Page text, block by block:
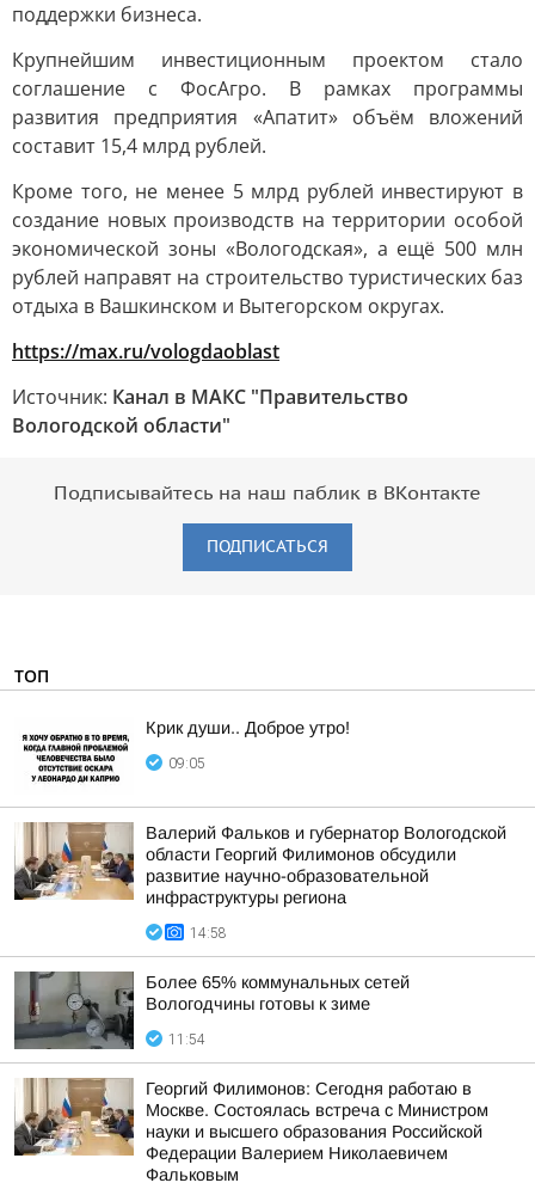
поддержки бизнеса.
Крупнейшим инвестиционным проектом стало
соглашение с ФосАгро. В рамках программы
развития предприятия «Апатит» объём вложений
составит 15,4 млрд рублей.
Кроме того, не менее 5 млрд рублей инвестируют в
создание новых производств на территории особой
экономической зоны «Вологодская», а ещё 500 млн
рублей направят на строительство туристических баз
отдыха в Вашкинском и Вытегорском округах.
https://max.ru/vologdaoblast
Источник: Канал в МАКС "Правительство
Вологодской области"
Подписывайтесь на наш паблик в ВКонтакте
ПОДПИСАТЬСЯ
ТОП
Крик души.. Доброе утро!
09:05
Валерий Фальков и губернатор Вологодской
области Георгий Филимонов обсудили
развитие научно-образовательной
инфраструктуры региона
14:58
Более 65% коммунальных сетей
Вологодчины готовы к зиме
11:54
Георгий Филимонов: Сегодня работаю в
Москве. Состоялась встреча с Министром
науки и высшего образования Российской
Федерации Валерием Николаевичем
Фальковым